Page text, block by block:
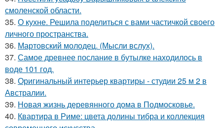
смоленской области.
35. О кухне. Решила поделиться с вами частичкой своего
личного пространства.
36. Мартовский молодец. (Мысли вслух).
37. Самое древнее послание в бутылке находилось в
воде 101 год.
38. Оригинальный интерьер квартиры - студии 25 м 2 в
Австралии.
39. Новая жизнь деревянного дома в Подмосковье.
40. Квартира в Риме: цвета долины тибра и коллекция